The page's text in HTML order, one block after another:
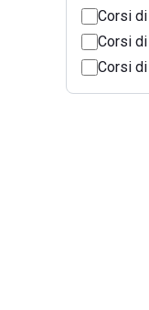
Corsi
Corsi
Corsi